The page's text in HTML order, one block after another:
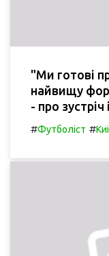
"Ми готові
найвищу
- про
#Футболіст #